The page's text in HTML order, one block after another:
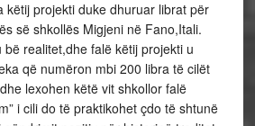
këtij projekti duke dhuruar librat për
së shkollës Migjeni në Fano,Itali.
realitet,dhe falë këtij projekti u
që numëron mbi 200 libra të cilët
lexohen këtë vit shkollor falë
i cili do të praktikohet çdo të shtunë